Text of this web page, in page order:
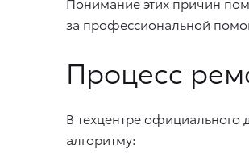
за профессиональной
Процесс
В техцентре официального
алгоритму: